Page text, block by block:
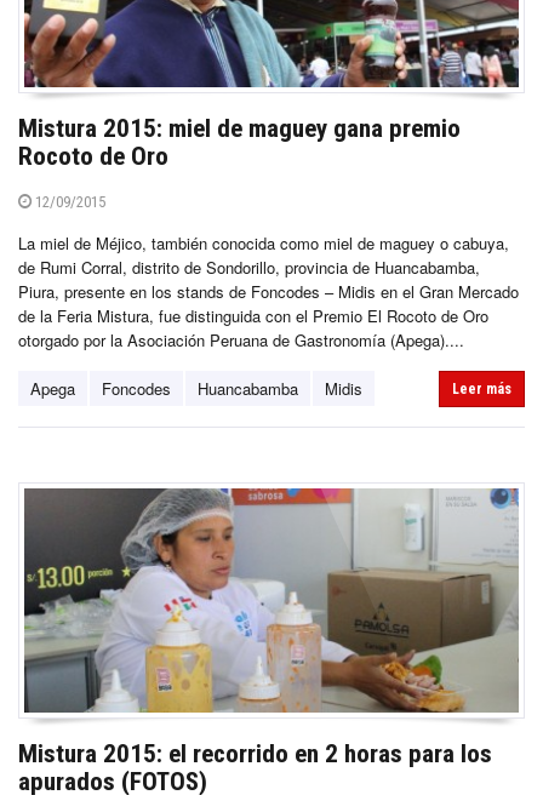
Mistura 2015: miel de maguey gana premio
Rocoto de Oro
12/09/2015
La miel de Méjico, también conocida como miel de maguey o cabuya,
de Rumi Corral, distrito de Sondorillo, provincia de Huancabamba,
Piura, presente en los stands de Foncodes – Midis en el Gran Mercado
de la Feria Mistura, fue distinguida con el Premio El Rocoto de Oro
otorgado por la Asociación Peruana de Gastronomía (Apega)....
Apega Foncodes Huancabamba Midis Leer más
Mistura 2015: el recorrido en 2 horas para los
apurados (FOTOS)